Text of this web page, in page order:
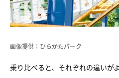
画像提供：ひらかたパーク
乗り比べると、それぞれの違いが